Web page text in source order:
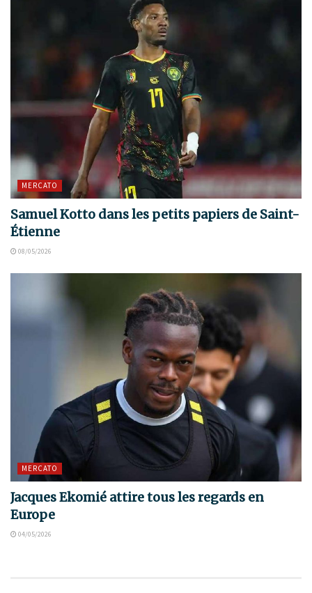
MERCATO
Samuel Kotto dans les petits papiers de Saint-
Étienne
08/05/2026
MERCATO
Jacques Ekomié attire tous les regards en
Europe
04/05/2026